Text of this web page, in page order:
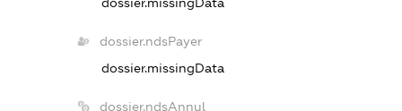
dossier.missingData
dossier.ndsPayer
dossier.missingData
dossier.ndsAnnul